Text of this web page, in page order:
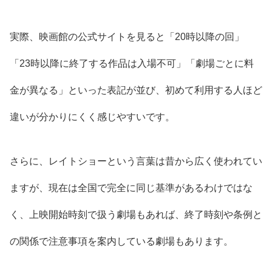
実際、映画館の公式サイトを見ると「20時以降の回」
「23時以降に終了する作品は入場不可」「劇場ごとに料
金が異なる」といった表記が並び、初めて利用する人ほど
違いが分かりにくく感じやすいです。
さらに、レイトショーという言葉は昔から広く使われてい
ますが、現在は全国で完全に同じ基準があるわけではな
く、上映開始時刻で扱う劇場もあれば、終了時刻や条例と
の関係で注意事項を案内している劇場もあります。